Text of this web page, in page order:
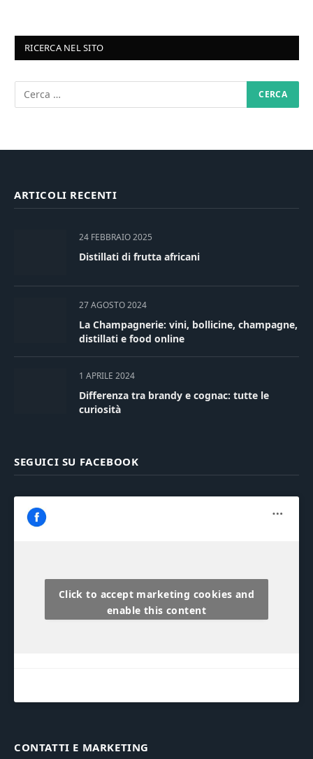
RICERCA NEL SITO
ARTICOLI RECENTI
24 FEBBRAIO 2025
Distillati di frutta africani
27 AGOSTO 2024
La Champagnerie: vini, bollicine, champagne,
distillati e food online
1 APRILE 2024
Differenza tra brandy e cognac: tutte le
curiosità
SEGUICI SU FACEBOOK
Click to accept marketing cookies and
enable this content
CONTATTI E MARKETING